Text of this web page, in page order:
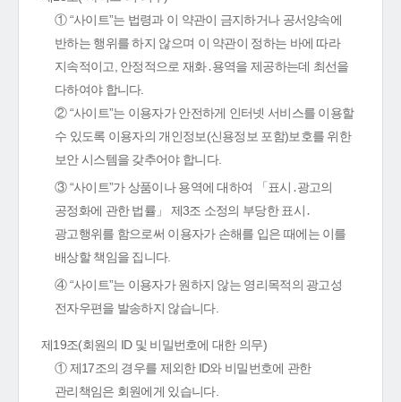
① “사이트”는 법령과 이 약관이 금지하거나 공서양속에
반하는 행위를 하지 않으며 이 약관이 정하는 바에 따라
지속적이고, 안정적으로 재화․용역을 제공하는데 최선을
다하여야 합니다.
② “사이트”는 이용자가 안전하게 인터넷 서비스를 이용할
수 있도록 이용자의 개인정보(신용정보 포함)보호를 위한
보안 시스템을 갖추어야 합니다.
③ “사이트”가 상품이나 용역에 대하여 「표시․광고의
공정화에 관한 법률」 제3조 소정의 부당한 표시․
광고행위를 함으로써 이용자가 손해를 입은 때에는 이를
배상할 책임을 집니다.
④ “사이트”는 이용자가 원하지 않는 영리목적의 광고성
전자우편을 발송하지 않습니다.
제19조(회원의 ID 및 비밀번호에 대한 의무)
① 제17조의 경우를 제외한 ID와 비밀번호에 관한
관리책임은 회원에게 있습니다.